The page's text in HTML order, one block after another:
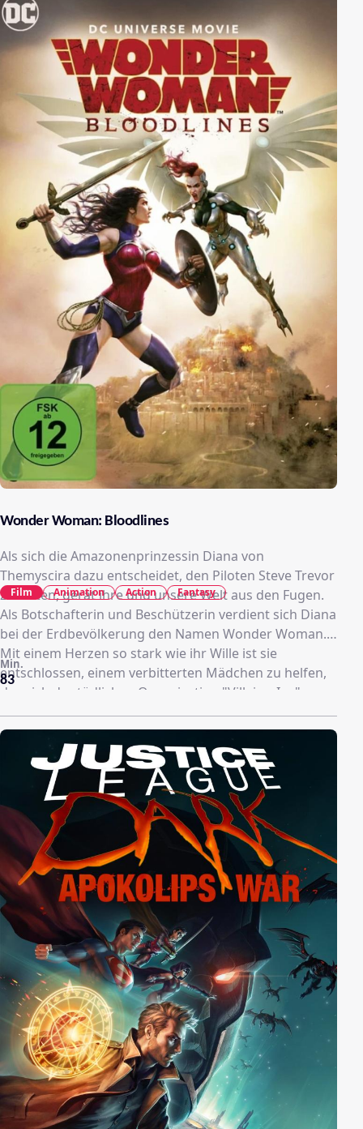
damit diesmal auf der Siegerseite? Sobald Ihr das
Alarmsignal für „Ärger“ hört, macht Euch bereit für
Superman, Batman, Wonder Woman und den Rest der
Gerechtigkeitsliga und seht, wie sie gegen die
schlimmsten Bösewichter der Welt antreten! Nur hier
im neuesten Film von LEGO ® und DC Comics.
Wonder Woman: Bloodlines
Als sich die Amazonenprinzessin Diana von
Themyscira dazu entscheidet, den Piloten Steve Trevor
zu retten, gerät ihre und unsere Welt aus den Fugen.
Als Botschafterin und Beschützerin verdient sich Diana
bei der Erdbevölkerung den Namen Wonder Woman.
Mit einem Herzen so stark wie ihr Wille ist sie
entschlossen, einem verbitterten Mädchen zu helfen,
das sich der tödlichen Organisation "Villainy, Inc"
angeschlossen hat. Ein spannendes Abenteuer mit
brutalen Kämpfen und wundersamen Mythen steht
83
Min.
Film Animation Action Fantasy